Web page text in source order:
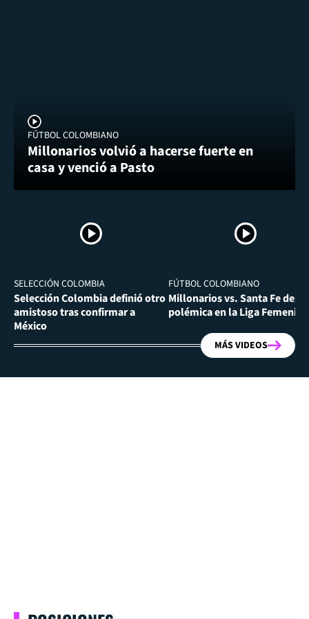
FÚTBOL COLOMBIANO
Millonarios volvió a hacerse fuerte en
casa y venció a Pasto
SELECCIÓN COLOMBIA
Selección Colombia definió otro
amistoso tras confirmar a
México
FÚTBOL COLOMBIANO
Millonarios vs. Santa Fe
polémica en la Liga Femenina
MÁS VIDEOS